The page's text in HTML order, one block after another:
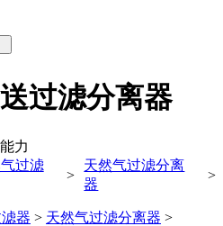
过滤分离器
力
过滤
>
天然气过滤分离
器
>
器 > 天然气过滤分离器 >